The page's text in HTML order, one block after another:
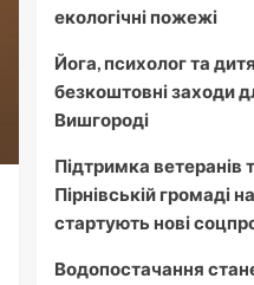
екологічні пожежі
Йога, психолог та
безкоштовні заходи
Вишгороді
Підтримка ветеранів
Пірнівській громаді
стартують нові
Водопостачання